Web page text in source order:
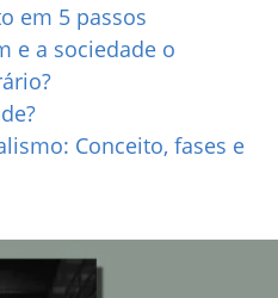
em 5 passos
e a sociedade o
Conceito, fases e